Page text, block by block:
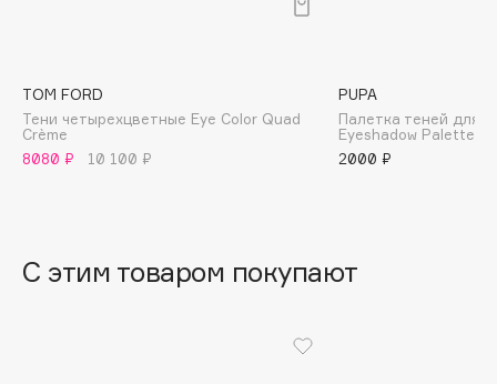
Baffy
Balmain Hair Couture
ЭКСКЛЮЗИВ
Banderas
Beauty Pati
TOM FORD
Тени четырехцветные Eye Color Quad
Crème
8080 ₽
10 100 ₽
PUPA
Палетка теней для
Eyeshadow Palette
2000 ₽
С этим товаром покупают